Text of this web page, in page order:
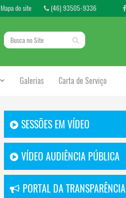
Mapa do site (46) 93505-9336
Galerias Carta de Serviço
SESSÕES EM VÍDEO
VÍDEO AUDIÊNCIA PÚBLICA
PORTAL DA TRANSPARÊNCIA